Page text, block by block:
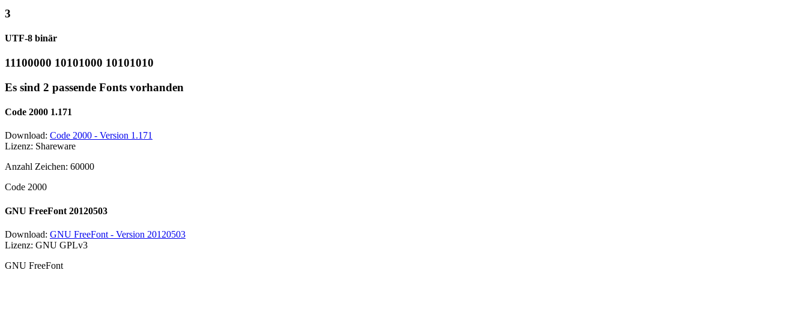
3
UTF-8 binär
11100000 10101000 10101010
Es sind 2 passende Fonts vorhanden
Code 2000 1.171
Download: Code 2000 - Version 1.171
Lizenz: Shareware
Anzahl Zeichen: 60000
Code 2000
GNU FreeFont 20120503
Download: GNU FreeFont - Version 20120503
Lizenz: GNU GPLv3
GNU FreeFont